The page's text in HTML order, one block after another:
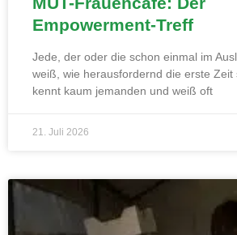
Empowerment-Treff
Jede, der oder die schon einmal im
weiß, wie herausfordernd die erste Zeit
kennt kaum jemanden und weiß oft
21. Juli 2026